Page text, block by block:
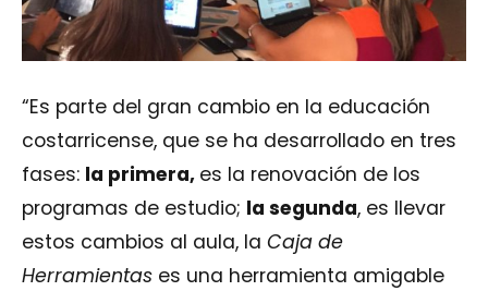
“Es parte del gran cambio en la educación
costarricense, que se ha desarrollado en tres
fases: la primera, es la renovación de los
programas de estudio; la segunda, es llevar
estos cambios al aula, la Caja de
Herramientas es una herramienta amigable